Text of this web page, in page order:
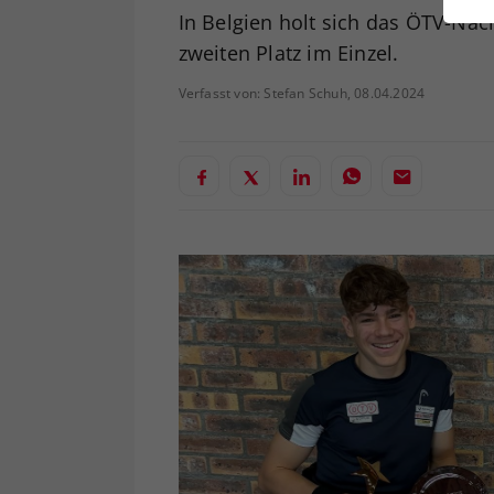
In Belgien holt sich das ÖTV-
zweiten Platz im Einzel.
Verfasst von: Stefan Schuh, 08.04.2024